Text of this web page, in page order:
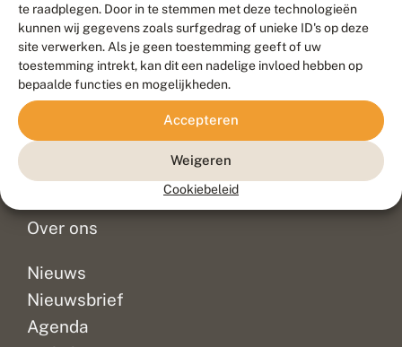
te raadplegen. Door in te stemmen met deze technologieën
kunnen wij gegevens zoals surfgedrag of unieke ID's op deze
site verwerken. Als je geen toestemming geeft of uw
toestemming intrekt, kan dit een nadelige invloed hebben op
bepaalde functies en mogelijkheden.
Accepteren
Weigeren
Cookiebeleid
Contact
Veelgestelde vragen
Doneer
Over ons
Nieuws
Nieuwsbrief
Agenda
Meld waarnemingen© 2026 Vlinderstichting
Duurzaam ontwikkeld door
Go2People
, ontworpen door
Blue Field Agency
Privacy
Disclaimer
Sitemap